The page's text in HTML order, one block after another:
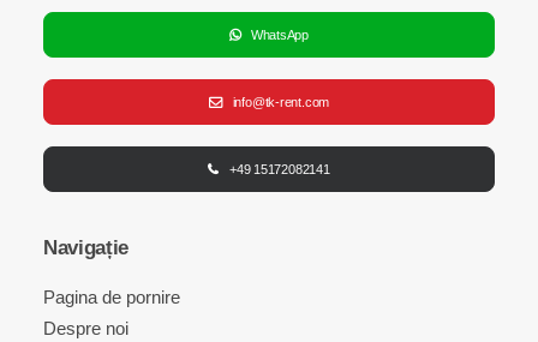
WhatsApp
info@tk-rent.com
+49 15172082141
Navigație
Pagina de pornire
Despre noi